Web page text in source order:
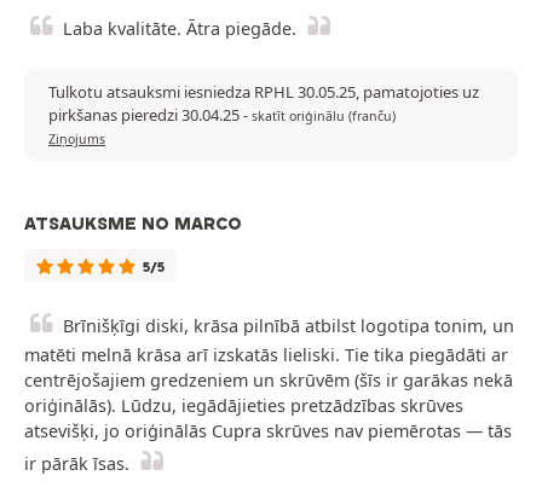
Laba kvalitāte. Ātra piegāde.
Tulkotu atsauksmi iesniedza RPHL 30.05.25, pamatojoties uz
pirkšanas pieredzi 30.04.25- skatīt oriģinālu (franču)
Ziņojums
ATSAUKSME NO MARCO
5/5
Brīnišķīgi diski, krāsa pilnībā atbilst logotipa tonim, un
matēti melnā krāsa arī izskatās lieliski. Tie tika piegādāti ar
centrējošajiem gredzeniem un skrūvēm (šīs ir garākas nekā
oriģinālās). Lūdzu, iegādājieties pretzādzības skrūves
atsevišķi, jo oriģinālās Cupra skrūves nav piemērotas — tās
ir pārāk īsas.